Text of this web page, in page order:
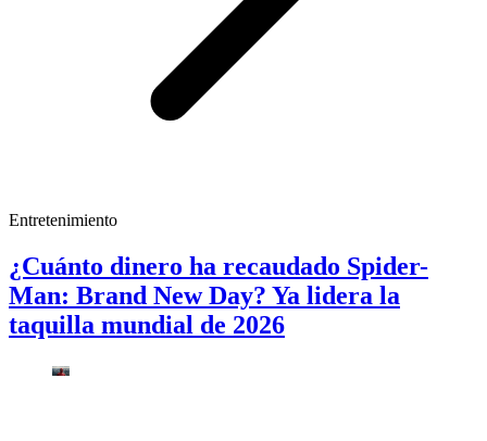
Entretenimiento
¿Cuánto dinero ha recaudado Spider-
Man: Brand New Day? Ya lidera la
taquilla mundial de 2026